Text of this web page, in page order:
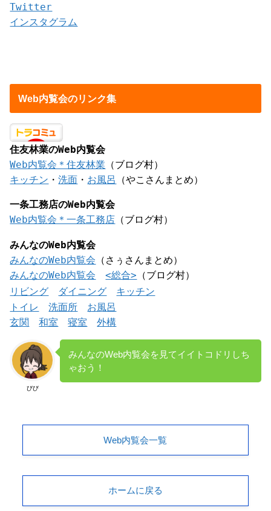
Twitter
インスタグラム
Web内覧会のリンク集
住友林業のWeb内覧会
Web内覧会＊住友林業 （ブログ村）
キッチン ・洗面 ・ お風呂 （やこさんまとめ）
一条工務店のWeb内覧会
Web内覧会＊一条工務店 （ブログ村）
みんなのWeb内覧会
みんなのWeb内覧会 （さぅさんまとめ）
みんなのWeb内覧会
<総合> （ブログ村）
リビング
ダイニング
キッチン
トイレ
洗面所
お風呂
玄関
和室 寝室 外構
びび
みんなのWeb内覧会を見てイイトコドリしち
ゃおう！
Web内覧会一覧
ホームに戻る